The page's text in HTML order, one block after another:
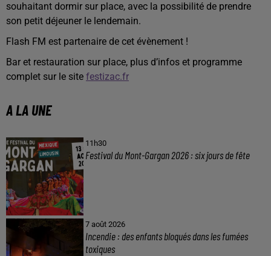
souhaitant dormir sur place, avec la possibilité de prendre
son petit déjeuner le lendemain.
Flash FM est partenaire de cet évènement !
Bar et restauration sur place, plus d’infos et programme
complet sur le site festizac.fr
A LA UNE
11h30
Festival du Mont-Gargan 2026 : six jours de fête
7 août 2026
Incendie : des enfants bloqués dans les fumées
toxiques